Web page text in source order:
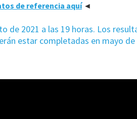
de referencia aquí◄
de 2021 a las 19 horas. Los
estar completadas en mayo de